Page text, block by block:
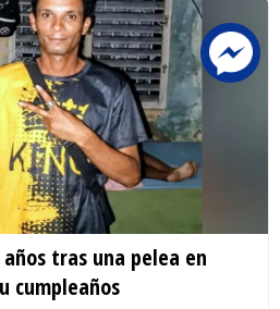
tras una pelea en
cumpleaños